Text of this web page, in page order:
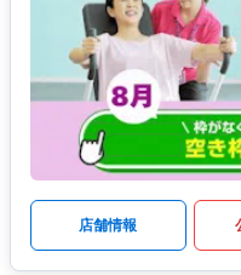
店舗情報